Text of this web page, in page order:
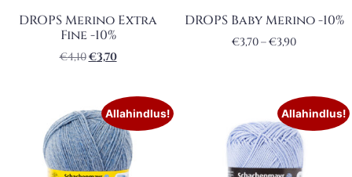
DROPS Merino Extra
Fine -10%
€4,10€3,70
DROPS Baby Merino -10%
€3,70–€3,90
Allahindlus! Allahindlus!